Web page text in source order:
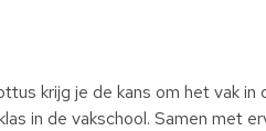
krijg je de kans om het vak
in de vakschool. Samen met